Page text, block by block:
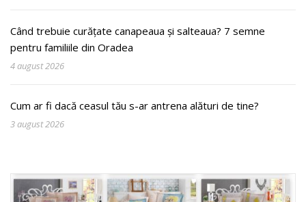
Când trebuie curățate canapeaua și salteaua? 7 semne
pentru familiile din Oradea
4 august 2026
Cum ar fi dacă ceasul tău s-ar antrena alături de tine?
3 august 2026